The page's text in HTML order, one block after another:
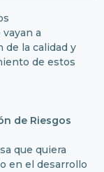
a
la calidad y
de estos
de Riesgos
que quiera
en el desarrollo